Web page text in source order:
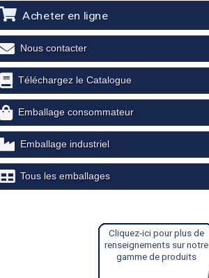
Acheter en ligne
Nous contacter
Téléchargez le Catalogue
Emballage consommateur
Emballage industriel
Tous les emballages
Cliquez-ici pour plus de
renseignements sur notre
gamme de produits